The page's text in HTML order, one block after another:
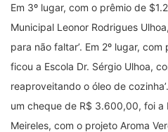
Em 3º lugar, com o prêmio de
Municipal Leonor Rodrigues
para não faltar’. Em 2º lugar,
ficou a Escola Dr. Sérgio Ulhoa,
reaproveitando o óleo de
um cheque de R$ 3.600,00, foi a
Meireles, com o projeto Aroma